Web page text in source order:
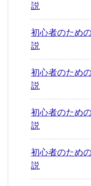
説
初心者のため
説
初心者のため
説
初心者のため
説
初心者のため
説